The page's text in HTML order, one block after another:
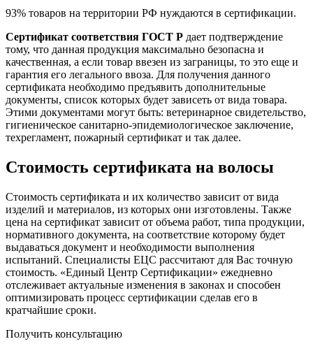
93% товаров на территории РФ нуждаются в сертификации.
Сертификат соответствия ГОСТ Р дает подтверждение
тому, что данная продукция максимально безопасна и
качественная, а если товар ввезен из заграницы, то это еще и
гарантия его легального ввоза. Для получения данного
сертификата необходимо предъявить дополнительные
документы, список которых будет зависеть от вида товара.
Этими документами могут быть: ветеринарное свидетельство,
гигиеническое санитарно-эпидемиологическое заключение,
техрегламент, пожарный сертификат и так далее.
Стоимость сертификата на волосы
Стоимость сертификата и их количество зависит от вида
изделий и материалов, из которых они изготовлены. Также
цена на сертификат зависит от объема работ, типа продукции,
нормативного документа, на соответствие которому будет
выдаваться документ и необходимости выполнения
испытаний. Специалисты ЕЦС рассчитают для Вас точную
стоимость. «Единый Центр Сертификации» ежедневно
отслеживает актуальные изменения в законах и способен
оптимизировать процесс сертификации сделав его в
кратчайшие сроки.
Получить консультацию